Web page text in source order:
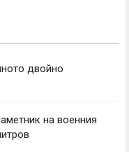
двойно
на военния